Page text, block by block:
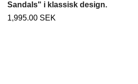
Sandals" i klassisk design.
1,995.00 SEK